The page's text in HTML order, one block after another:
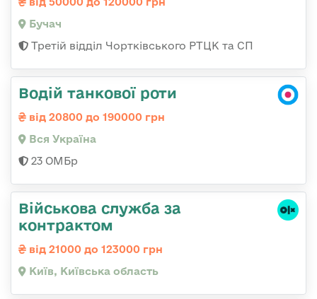
Бучач
Третій відділ Чортківського РТЦК та СП
Водій танкової роти
від 20800 до 190000 грн
Вся Україна
23 ОМБр
Військова служба за
контрактом
від 21000 до 123000 грн
Київ, Київська область